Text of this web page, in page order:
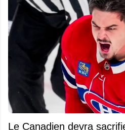
Le Canadien devra